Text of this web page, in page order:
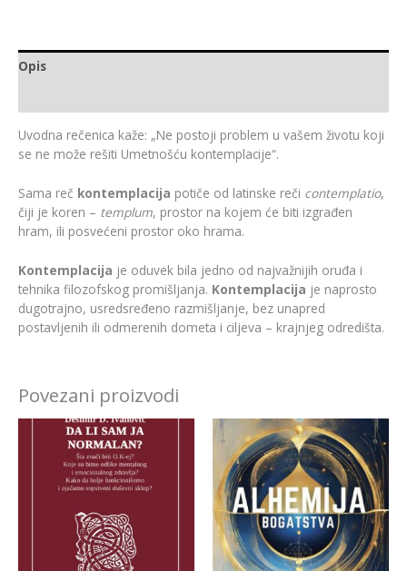
Opis
Uvodna rečenica kaže: „Ne postoji problem u vašem životu koji
se ne može rešiti Umetnošću kontemplacije“.
Sama reč kontemplacija potiče od latinske reči contemplatio,
čiji je koren – templum, prostor na kojem će biti izgrađen
hram, ili posvećeni prostor oko hrama.
Kontemplacija je oduvek bila jedno od najvažnijih oruđa i
tehnika filozofskog promišljanja. Kontemplacija je naprosto
dugotrajno, usredsređeno razmišljanje, bez unapred
postavljenih ili odmerenih dometa i ciljeva – krajnjeg odredišta.
Povezani proizvodi